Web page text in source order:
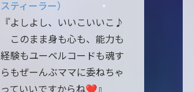
スティーラー）
『よしよし、いいこいいこ♪
このまま身も心も、能力も
経験もユーベルコードも魂す
らもぜーんぶママに委ねちゃ
っていいですからね❤』